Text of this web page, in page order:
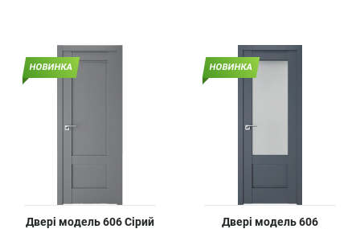
НОВИНКА
Двері модель 606 Сірий
НОВИНКА
Двері модель 606